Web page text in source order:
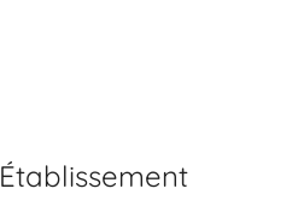
Établissement